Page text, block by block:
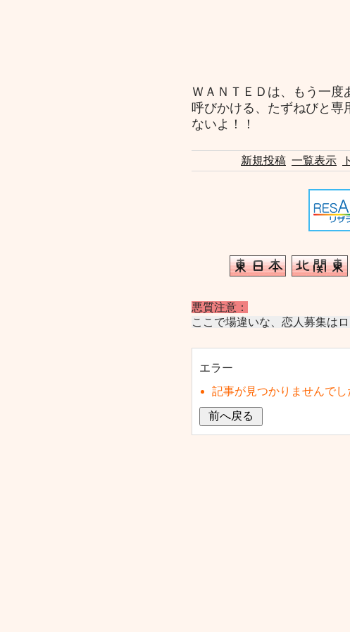
ＷＡＮＴＥＤは、もう一
呼びかける、たずねびと専
ないよ！！
新規投稿 一覧表示
悪質注意：
ここで場違いな、恋人募集は
エラー
記事が見つかりませんでし